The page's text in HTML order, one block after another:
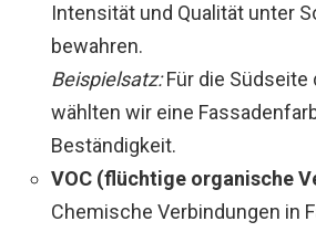
Intensität und Qualität unter
bewahren.
Beispielsatz:Für die Südseite
wählten wir eine
Beständigkeit.
VOC (flüchtige organische
Chemische Verbindungen in